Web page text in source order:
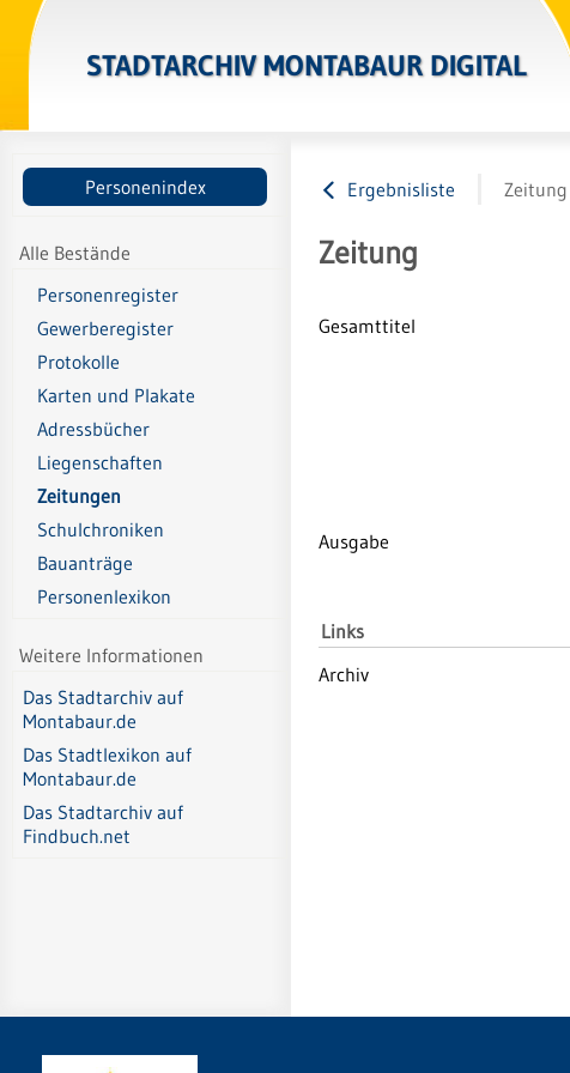
STADTARCHIV MONTABAUR DIGITAL
Personenindex
Alle Bestände
Personenregister
Gewerberegister
Protokolle
Karten und Plakate
Adressbücher
Liegenschaften
Zeitungen
Schulchroniken
Bauanträge
Personenlexikon
Weitere Informationen
Das Stadtarchiv auf
Montabaur.de
Das Stadtlexikon auf
Montabaur.de
Das Stadtarchiv auf
Findbuch.net
Ergebnisliste Zeitung
Zeitung
Gesamttitel
Ausgabe
Links
Archiv